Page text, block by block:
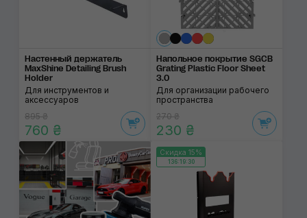
Настенный держатель
MaxShine Detailing Brush
Holder
Для инструментов и
аксессуаров
895 ₴
760 ₴
Напольное покрытие SGCB
Grating Plastic Floor Sheet
3.0
Для организации рабочего
пространства
270 ₴
230 ₴
Скидка 15%
136:19:29